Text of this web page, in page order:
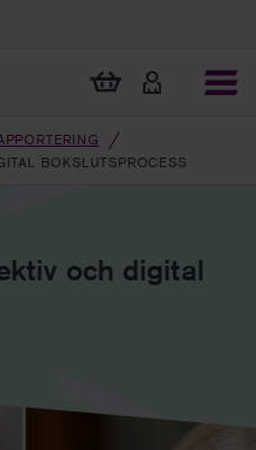
ställe
frågor
Visa min varukorg
BOKSLUTSPROCESS
och digital